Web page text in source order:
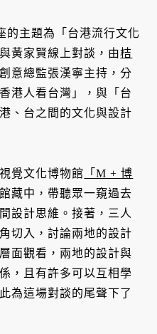
的主題為「台港流行文化
黃家賢線上對談，由桔
意總監張漢寧主持，分
港人看台灣」，與「台
、台之間的文化與設計
覺文化博物館
「M + 博
藏中，帶聽眾一窺過去
設計思維。接著，三人
切入，討論兩地的設計
面觀看，兩地的設計與
，且有許多可以互相學
為這場對談的尾聲下了